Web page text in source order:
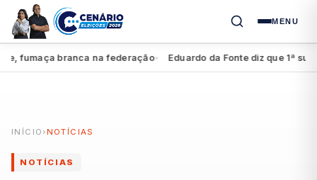
MENU
branca na federação● Eduardo da Fonte diz que 1ª
INÍCIO › NOTÍCIAS
NOTÍCIAS